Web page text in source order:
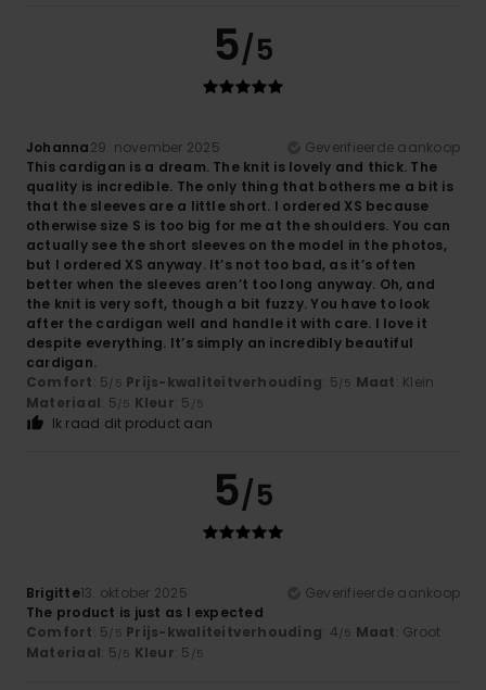
5/5
Johanna29. november 2025
Geverifieerde aankoop
This cardigan is a dream. The knit is lovely and thick. The
quality is incredible. The only thing that bothers me a bit is
that the sleeves are a little short. I ordered XS because
otherwise size S is too big for me at the shoulders. You can
actually see the short sleeves on the model in the photos,
but I ordered XS anyway. It’s not too bad, as it’s often
better when the sleeves aren’t too long anyway. Oh, and
the knit is very soft, though a bit fuzzy. You have to look
after the cardigan well and handle it with care. I love it
despite everything. It’s simply an incredibly beautiful
cardigan.
Comfort: 5/5 Prijs-kwaliteitverhouding: 5/5 Maat: Klein
Materiaal: 5/5 Kleur: 5 /5
Ik raad dit product aan
5/5
Brigitte13. oktober 2025
Geverifieerde aankoop
The product is just as I expected
Comfort: 5/5 Prijs-kwaliteitverhouding: 4/5 Maat: Groot
Materiaal: 5/5 Kleur: 5 /5